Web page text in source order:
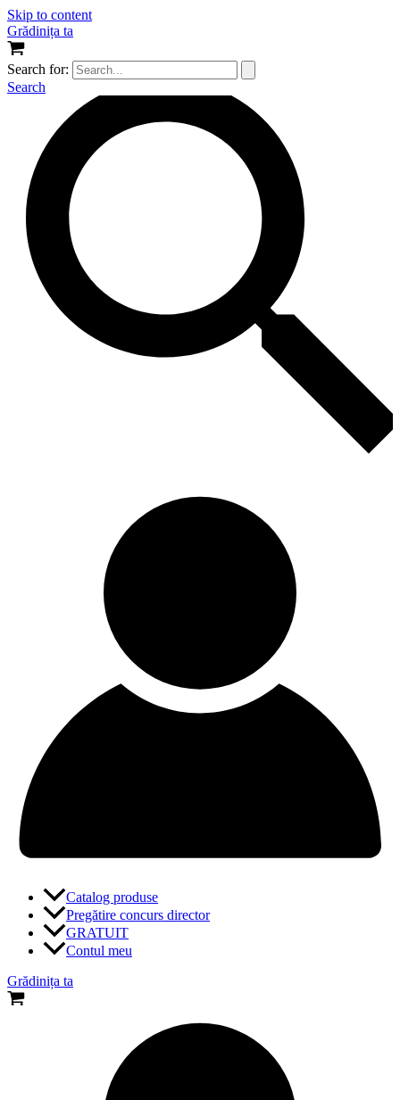
Skip to content
Grădinița ta
Search for:
Search
Catalog produse
Pregătire concurs director
GRATUIT
Contul meu
Grădinița ta